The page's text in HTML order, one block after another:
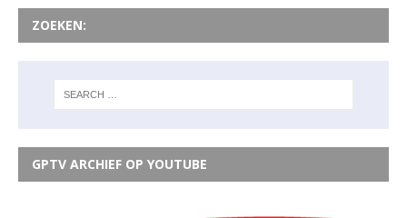
ZOEKEN:
GPTV ARCHIEF OP YOUTUBE